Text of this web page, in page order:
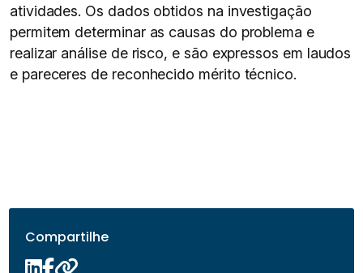
atividades. Os dados obtidos na investigação
permitem determinar as causas do problema e
realizar análise de risco, e são expressos em laudos
e pareceres de reconhecido mérito técnico.
Compartilhe